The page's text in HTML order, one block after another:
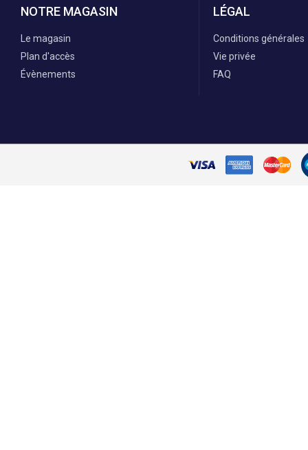
NOTRE MAGASIN
Le magasin
Plan d'accès
Évènements
LÉGAL
Conditions générales
Vie privée
FAQ